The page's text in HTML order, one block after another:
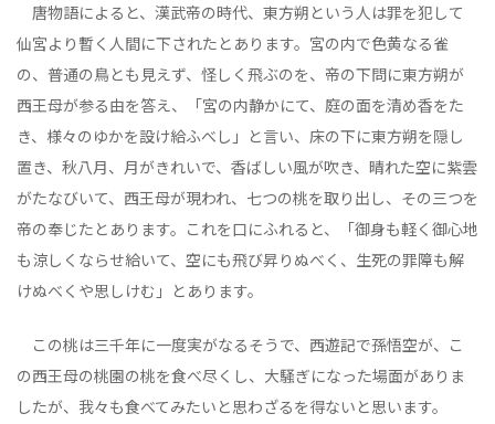
唐物語によると、漢武帝の時代、東方朔という人は罪を犯して
仙宮より暫く人間に下されたとあります。宮の内で色黄なる雀
の、普通の鳥とも見えず、怪しく飛ぶのを、帝の下問に東方朔が
西王母が参る由を答え、「宮の内静かにて、庭の面を清め香をた
き、様々のゆかを設け給ふべし」と言い、床の下に東方朔を隠し
置き、秋八月、月がきれいで、香ばしい風が吹き、晴れた空に紫雲
がたなびいて、西王母が現われ、七つの桃を取り出し、その三つを
帝の奉じたとあります。これを口にふれると、「御身も軽く御心地
も涼しくならせ給いて、空にも飛び昇りぬべく、生死の罪障も解
けぬべくや思しけむ」とあります。
この桃は三千年に一度実がなるそうで、西遊記で孫悟空が、こ
の西王母の桃園の桃を食べ尽くし、大騒ぎになった場面がありま
したが、我々も食べてみたいと思わざるを得ないと思います。